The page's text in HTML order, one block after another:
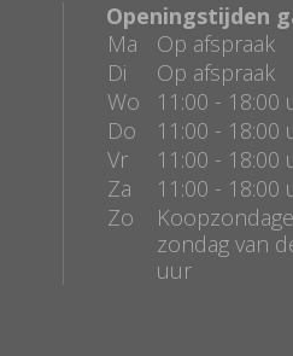
Openingstijden
Ma
Op afspraak
Di
Op afspraak
Wo
11:00 - 18:00
Do
11:00 - 18:00
Vr
11:00 - 18:00
Za
11:00 - 18:00
Zo
zondag van
uur